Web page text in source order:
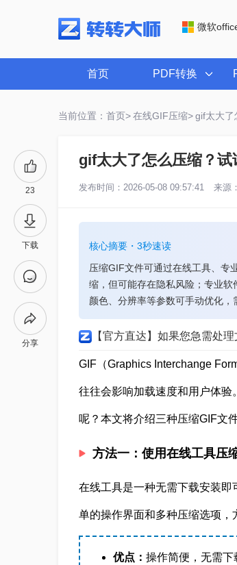
微软
首页 PDF转换
当前位置：首页> 在线GIF压缩> gif太大了
23
下载
分享
gif太大了怎么压缩？试
发布时间：2026-05-08 09:57:41 来源：
核心摘要・3秒速读
压缩GIF文件可通过在线工具、专
缩，但可能存在隐私风险；专业
颜色、分辨率等参数可手动优化，
【官方直达】如果您急需处理
GIF（Graphics Interchange
往往会影响加载速度和用户体
呢？本文将介绍三种压缩GIF文
方法一：使用在线工具压
在线工具是一种无需下载安装
单的操作界面和多种压缩选项，
优点： 操作简便，无需下